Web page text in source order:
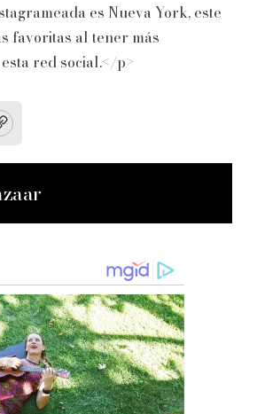
es Nueva York, este
favoritas al tener más
red social.</p>